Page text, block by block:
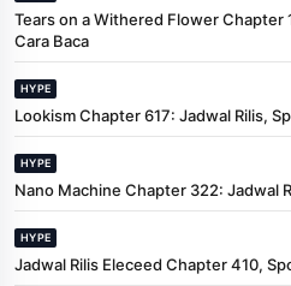
Tears on a Withered Flower Chapter
Cara Baca
HYPE
Lookism Chapter 617: Jadwal Rilis,
HYPE
Nano Machine Chapter 322: Jadwal
HYPE
Jadwal Rilis Eleceed Chapter 410,